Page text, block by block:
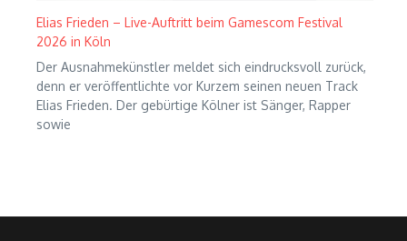
Elias Frieden – Live-Auftritt beim Gamescom Festival
2026 in Köln
Der Ausnahmekünstler meldet sich eindrucksvoll zurück,
denn er veröffentlichte vor Kurzem seinen neuen Track
Elias Frieden. Der gebürtige Kölner ist Sänger, Rapper
sowie